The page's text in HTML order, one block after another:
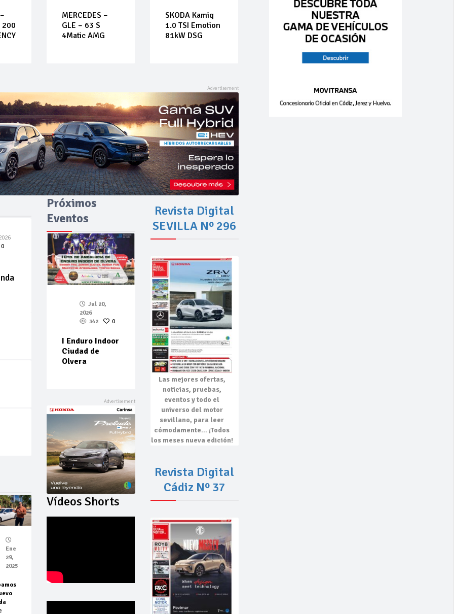
200
MERCEDES –
GLE – 63 S
4Matic AMG
SKODA Kamiq
1.0 TSI Emotion
81kW DSG
0
Ene
29,
2025
Próximos
Eventos
Jul 20,
2026
342
0
I Enduro Indoor
Ciudad de
Olvera
Vídeos Shorts
Revista Digital
SEVILLA Nº 296
Las mejores ofertas,
noticias, pruebas,
eventosy todo el
universo del motor
sevillano, para leer
cómodamente… ¡Todos
los meses nueva edición!
Revista Digital
Cádiz Nº 37